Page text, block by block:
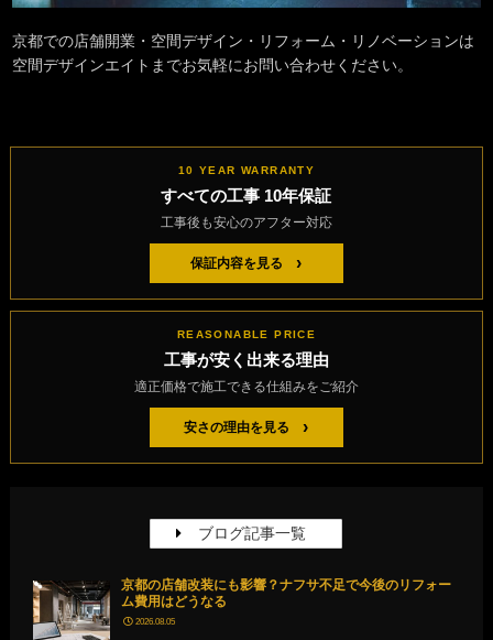
京都での店舗開業・空間デザイン・リフォーム・リノベーションは
空間デザインエイトまでお気軽にお問い合わせください。
10 YEAR WARRANTY
すべての工事 10年保証
工事後も安心のアフター対応
保証内容を見る ›
REASONABLE PRICE
工事が安く出来る理由
適正価格で施工できる仕組みをご紹介
安さの理由を見る ›
ブログ記事一覧
京都の店舗改装にも影響？ナフサ不足で今後のリフォー
ム費用はどうなる
2026.08.05